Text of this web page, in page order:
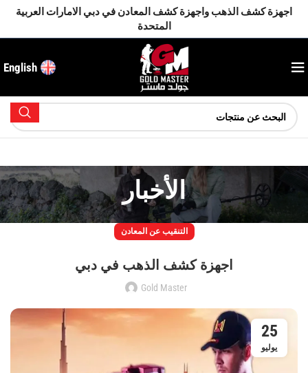
اجهزة كشف الذهب واجهزة كشف المعادن في دبي الامارات العربية
المتحدة
English
الأخبار
التنقيب عن المعادن
اجهزة كشف الذهب في دبي
Gold Master
25
يوليو